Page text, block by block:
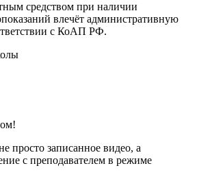
средством при наличии
влечёт административную
с КоАП РФ.
просто записанное видео, а
с преподавателем в режиме